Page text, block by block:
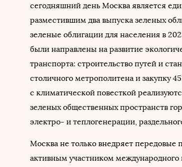
сегодняшний день Москва является
разместившим два выпуска зеленых
зеленые облигации для населения в
были направлены на развитие
транспорта: строительство путей и
столичного метрополитена и закупку
с климатической повесткой
зеленых общественных пространств
электро- и теплогенерации,
Москва не только внедряет передовые
активным участником международного